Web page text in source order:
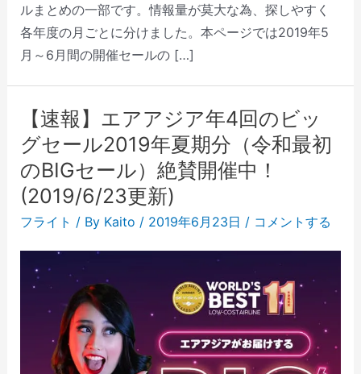
ルまとめの一部です。情報量が莫大な為、探しやすく
各年度の月ごとに分けました。本ページでは2019年5
月～6月間の開催セールの […]
【速報】エアアジア年4回のビッ
グセール2019年夏期分（令和最初
のBIGセール）絶賛開催中！
(2019/6/23更新)
フライト / By Kaito / 2019年6月23日 / コメントする